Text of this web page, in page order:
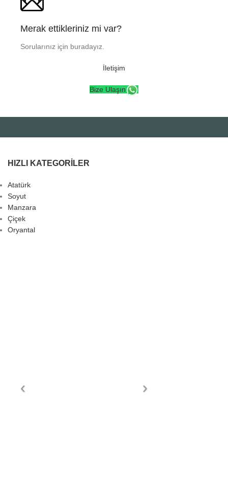
Merak ettikleriniz mi var?
Sorularınız için buradayız.
İletişim
Bize Ulaşın
HIZLI KATEGORILER
Atatürk
Soyut
Manzara
Çiçek
Oryantal